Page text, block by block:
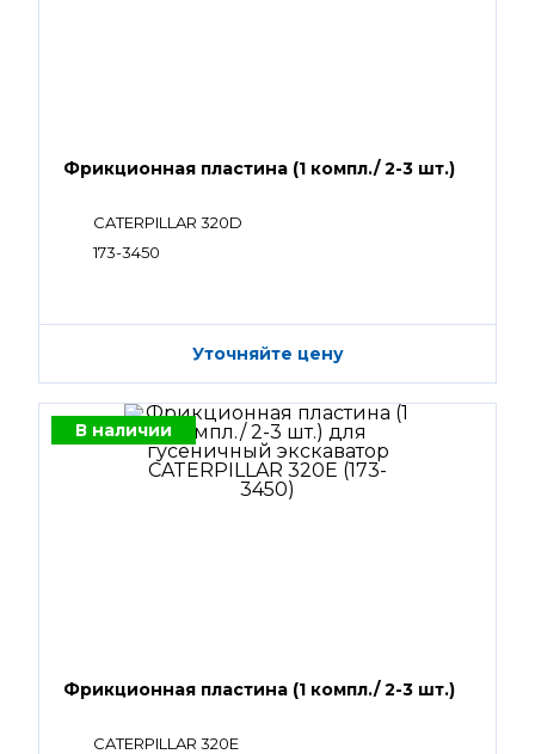
Фрикционная пластина (1 компл./ 2-3 шт.)
CATERPILLAR 320D
173-3450
Уточняйте цену
В наличии
Фрикционная пластина (1 компл./ 2-3 шт.)
CATERPILLAR 320E